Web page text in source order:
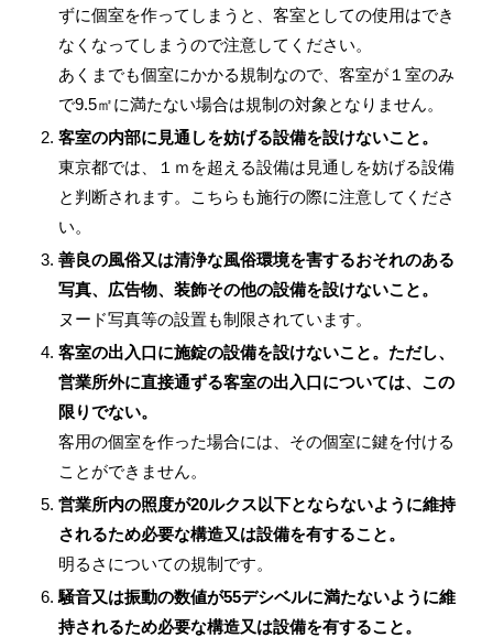
ずに個室を作ってしまうと、客室としての使用はでき
なくなってしまうので注意してください。
あくまでも個室にかかる規制なので、客室が１室のみ
で9.5㎡に満たない場合は規制の対象となりません。
客室の内部に見通しを妨げる設備を設けないこと。
東京都では、１ｍを超える設備は見通しを妨げる設備
と判断されます。こちらも施行の際に注意してくださ
い。
善良の風俗又は清浄な風俗環境を害するおそれのある
写真、広告物、装飾その他の設備を設けないこと。
ヌード写真等の設置も制限されています。
客室の出入口に施錠の設備を設けないこと。ただし、
営業所外に直接通ずる客室の出入口については、この
限りでない。
客用の個室を作った場合には、その個室に鍵を付ける
ことができません。
営業所内の照度が20ルクス以下とならないように維持
されるため必要な構造又は設備を有すること。
明るさについての規制です。
騒音又は振動の数値が55デシベルに満たないように維
持されるため必要な構造又は設備を有すること。